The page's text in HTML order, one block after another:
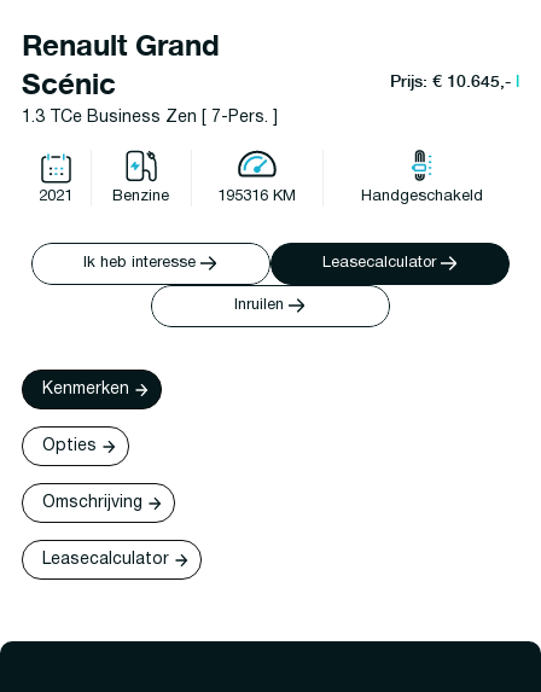
Renault Grand
Scénic
1.3 TCe Business Zen [ 7-Pers. ]
Prijs: € 10.645,-l
2021 Benzine 195316 KM Handgeschakeld
Ik heb interesse Leasecalculator
Inruilen
Kenmerken
Opties
Omschrijving
Leasecalculator